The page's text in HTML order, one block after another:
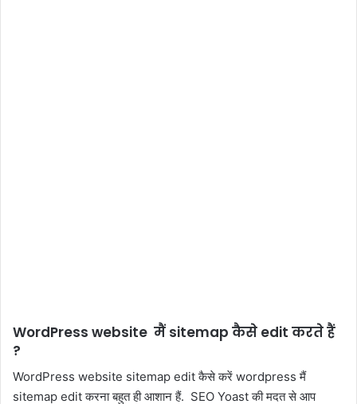
WordPress website मैं sitemap कैसे edit करते हैं
?
WordPress website sitemap edit कैसे करें wordpress मैं
sitemap edit करना बहुत ही आशान हैं. SEO Yoast की मदत से आप